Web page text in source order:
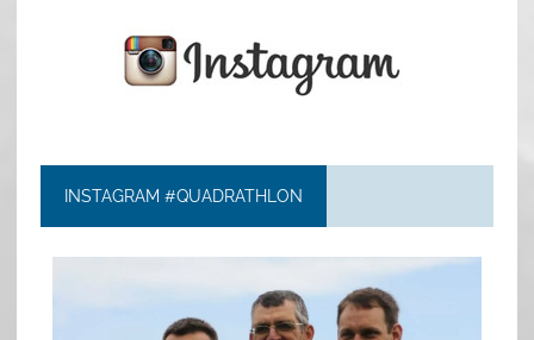
INSTAGRAM #QUADRATHLON